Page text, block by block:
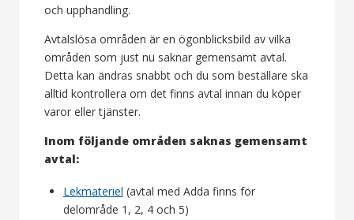
och upphandling.
Avtalslösa områden är en ögonblicksbild av vilka
områden som just nu saknar gemensamt avtal.
Detta kan ändras snabbt och du som beställare ska
alltid kontrollera om det finns avtal innan du köper
varor eller tjänster.
Inom följande områden saknas gemensamt
avtal:
Lekmateriel (avtal med Adda finns för
delområde 1, 2, 4 och 5)